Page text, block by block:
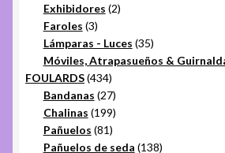
Exhibidores 22
Faroles 33
productos
Lámparas - Luces 3535
productos
Móviles, Atrapasueños &
FOULARDS 434434
productos
Bandanas 2727
productos
Chalinas 199199
productos
Pañuelos 8181
productos
Pañuelos de seda 138138